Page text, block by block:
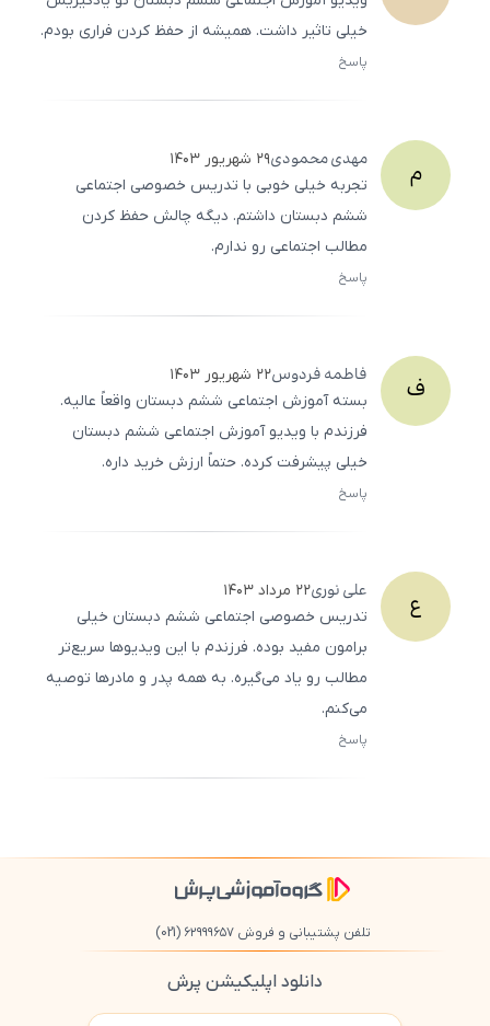
خیلی تاثیر داشت. همیشه از حفظ کردن فراری بودم.
پاسخ
م مهدیمحمودی۲۹ شهریور ۱۴۰۳
تجربه خیلی خوبی با تدریس خصوصی اجتماعی
ششم دبستان داشتم. دیگه چالش حفظ کردن
مطالب اجتماعی رو ندارم.
پاسخ
ف فاطمهفردوس۲۲ شهریور ۱۴۰۳
بسته آموزش اجتماعی ششم دبستان واقعاً عالیه.
فرزندم با ویدیو آموزش اجتماعی ششم دبستان
خیلی پیشرفت کرده. حتماً ارزش خرید داره.
پاسخ
ع علینوری۲۲ مرداد ۱۴۰۳
تدریس خصوصی اجتماعی ششم دبستان خیلی
برامون مفید بوده. فرزندم با این ویدیوها سریع‌تر
مطالب رو یاد می‌گیره. به همه پدر و مادرها توصیه
می‌کنم.
پاسخ
تلفن پشتیبانی و فروش ۶۲۹۹۹۶۵۷ (021)
دانلود اپلیکیشن پرش